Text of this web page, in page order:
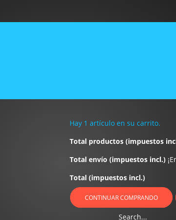
Hay 1 artículo en su carrito.
Total productos (impuestos
Total envío (impuestos incl.)
Total (impuestos incl.)
CONTINUAR COMPRANDO
CON NOSOTROS
ENVIAR UN MENSAJE